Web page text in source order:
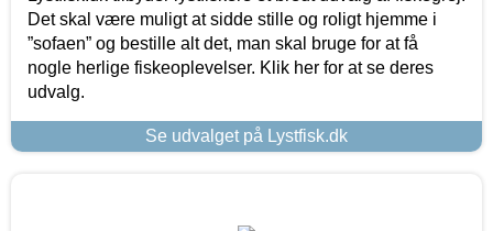
Det skal være muligt at sidde stille og roligt hjemme i
”sofaen” og bestille alt det, man skal bruge for at få
nogle herlige fiskeoplevelser. Klik her for at se deres
udvalg.
Se udvalget på Lystfisk.dk